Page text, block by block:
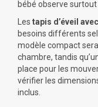
bébé observe
Les tapis d’éveil
besoins différents
modèle compact
chambre, tandis
place pour les
vérifier les
inclus.